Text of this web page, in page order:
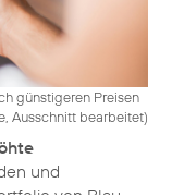
günstigeren Preisen
Ausschnitt bearbeitet)
und